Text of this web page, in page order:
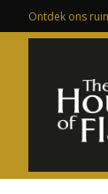
Ontdek ons